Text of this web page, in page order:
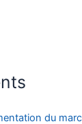
du